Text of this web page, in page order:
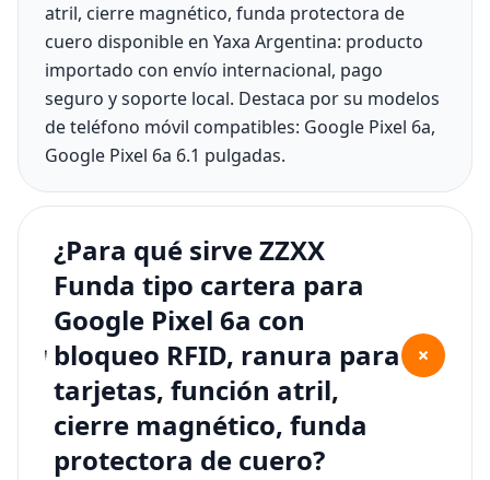
atril, cierre magnético, funda protectora de
cuero disponible en Yaxa Argentina: producto
importado con envío internacional, pago
seguro y soporte local. Destaca por su modelos
de teléfono móvil compatibles: Google Pixel 6a,
Google Pixel 6a 6.1 pulgadas.
¿Para qué sirve ZZXX
Funda tipo cartera para
Google Pixel 6a con
bloqueo RFID, ranura para
tarjetas, función atril,
cierre magnético, funda
protectora de cuero?
+